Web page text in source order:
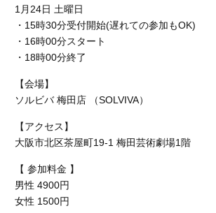
1月24日 土曜日
・15時30分受付開始(遅れての参加もOK)
・16時00分スタート
・18時00分終了
【会場】
ソルビバ 梅田店 （SOLVIVA）
【アクセス】
大阪市北区茶屋町19-1 梅田芸術劇場1階
【 参加料金 】
男性 4900円
女性 1500円